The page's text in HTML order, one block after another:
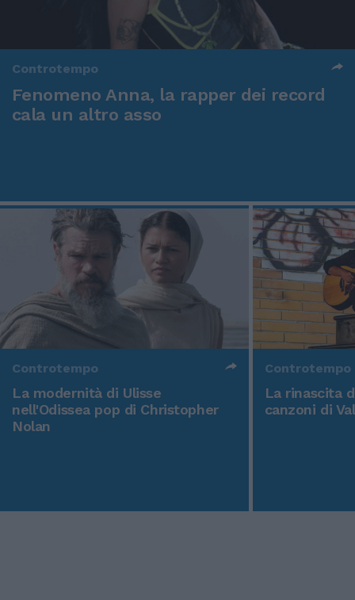
Controtempo
Fenomeno Anna, la rapper dei record
cala un altro asso
Controtempo
La modernità di Ulisse
nell'Odissea pop di Christopher
Nolan
Controtempo
La rinascita
canzoni di